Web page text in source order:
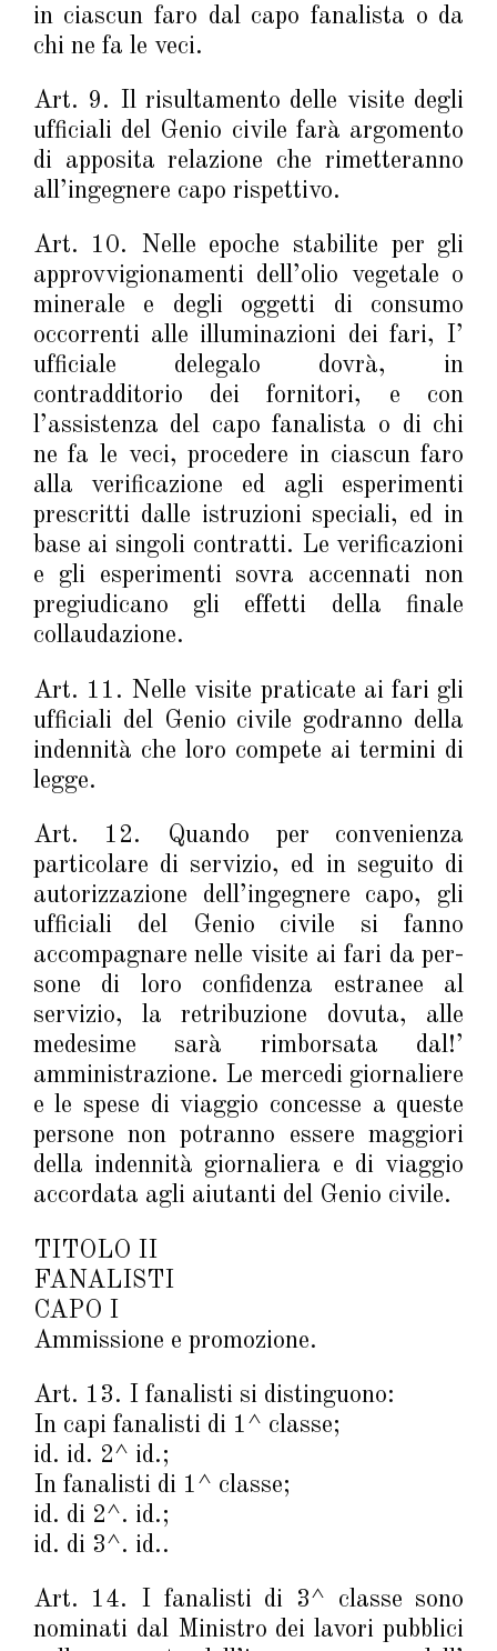
in ciascun faro dal capo fanalista o da
chi ne fa le veci.
Art. 9. Il risultamento delle visite degli
ufficiali del Genio civile farà argomento
di apposita relazione che rimetteranno
all’ingegnere capo rispettivo.
Art. 10. Nelle epoche stabilite per gli
approvvigionamenti dell’olio vegetale o
minerale e degli oggetti di consumo
occorrenti alle illuminazioni dei fari, I’
ufficiale delegalo dovrà, in
contradditorio dei fornitori, e con
l’assistenza del capo fanalista o di chi
ne fa le veci, procedere in ciascun faro
alla verificazione ed agli esperimenti
prescritti dalle istruzioni speciali, ed in
base ai singoli contratti. Le verificazioni
e gli esperimenti sovra accennati non
pregiudicano gli effetti della finale
collaudazione.
Art. 11. Nelle visite praticate ai fari gli
ufficiali del Genio civile godranno della
indennità che loro compete ai termini di
legge.
Art. 12. Quando per convenienza
particolare di servizio, ed in seguito di
autorizzazione dell’ingegnere capo, gli
ufficiali del Genio civile si fanno
accompagnare nelle visite ai fari da per­
sone di loro confidenza estranee al
servizio, la retribuzione dovuta, alle
medesime sarà rimborsata dal!’
amministrazione. Le mercedi giornaliere
e le spese di viaggio concesse a queste
persone non potranno essere maggiori
della indennità giornaliera e di viaggio
accordata agli aiutanti del Genio civile.
TITOLO II
FANALISTI
CAPO I
Ammissione e promozione.
Art. 13. I fanalisti si distinguono:
In capi fanalisti di 1^ classe;
id. id. 2^ id.;
In fanalisti di 1^ classe;
id. di 2^. id.;
id. di 3^. id..
Art. 14. I fanalisti di 3^ classe sono
nominati dal Ministro dei lavori pubblici